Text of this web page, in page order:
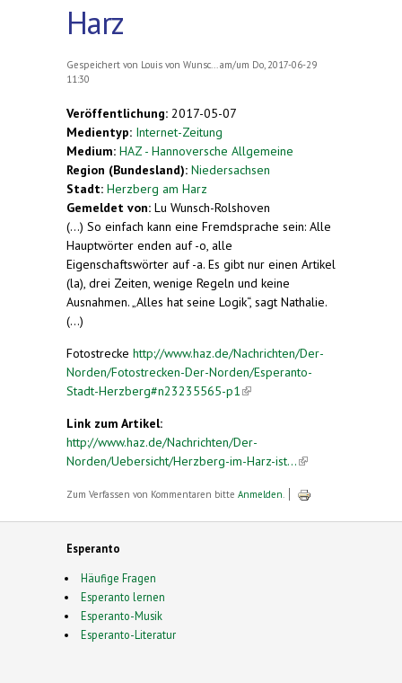
Harz
Gespeichert von Louis von Wunsc...
am/um Do, 2017-06-29
11:30
Veröffentlichung: 2017-05-07
Medientyp: Internet-Zeitung
Medium: HAZ - Hannoversche Allgemeine
Region (Bundesland): Niedersachsen
Stadt: Herzberg am Harz
Gemeldet von: Lu Wunsch-Rolshoven
(...) So einfach kann eine Fremdsprache sein: Alle
Hauptwörter enden auf -o, alle
Eigenschaftswörter auf -a. Es gibt nur einen Artikel
(la), drei Zeiten, wenige Regeln und keine
Ausnahmen. „Alles hat seine Logik“, sagt Nathalie.
(...)
Fotostrecke http://www.haz.de/Nachrichten/Der-
Norden/Fotostrecken-Der-Norden/Esperanto-
Stadt-Herzberg#n23235565-p1 (link is external)
Link zum Artikel:
http://www.haz.de/Nachrichten/Der-
Norden/Uebersicht/Herzberg-im-Harz-ist...(link is
Zum Verfassen von Kommentaren bitte Anmelden
Esperanto
Häufige Fragen
Esperanto lernen
Esperanto-Musik
Esperanto-Literatur